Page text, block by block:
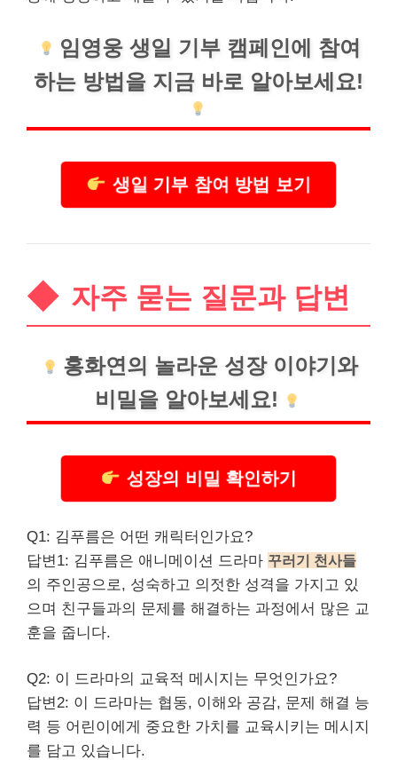
임영웅 생일 기부 캠페인에 참여
하는 방법을 지금 바로 알아보세요!
생일 기부 참여 방법 보기
자주 묻는 질문과 답변
홍화연의 놀라운 성장 이야기와
비밀을 알아보세요!
성장의 비밀 확인하기
Q1: 김푸름은 어떤 캐릭터인가요?
답변1: 김푸름은 애니메이션 드라마 꾸러기 천사들
의 주인공으로, 성숙하고 의젓한 성격을 가지고 있
으며 친구들과의 문제를 해결하는 과정에서 많은 교
훈을 줍니다.
Q2: 이 드라마의 교육적 메시지는 무엇인가요?
답변2: 이 드라마는 협동, 이해와 공감, 문제 해결 능
력 등 어린이에게 중요한 가치를 교육시키는 메시지
를 담고 있습니다.